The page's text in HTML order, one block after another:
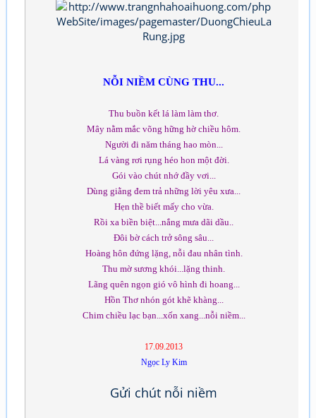
NỖI NIỀM CÙNG THU...
Thu buồn kết lá làm làm thơ.
Mây nằm mắc võng hững hờ chiều hôm.
Người đi năm tháng hao mòn...
Lá vàng rơi rụng héo hon một đời.
Gói vào chút nhớ đầy vơi...
Dùng giằng đem trả những lời yêu xưa...
Hẹn thề biết mấy cho vừa.
Rồi xa biền biệt...nắng mưa dãi dầu..
Đôi bờ cách trở sông sâu...
Hoàng hôn đứng lặng, nỗi đau nhân tình.
Thu mờ sương khói...lặng thinh.
Lãng quên ngọn gió vô hình đi hoang...
Hồn Thơ nhón gót khẽ khàng...
Chim chiều lạc bạn...xốn xang...nỗi niềm...
17.09.2013
Ngọc Ly Kim
Gửi chút nỗi niềm